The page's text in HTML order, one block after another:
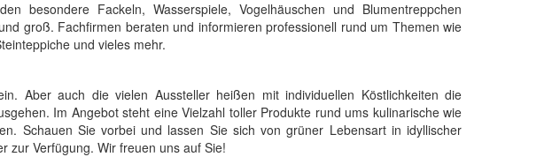
besondere Fackeln, Wasserspiele, Vogelhäuschen und Blumentreppchen
groß. Fachfirmen beraten und informieren professionell rund um Themen wie
und vieles mehr.
Aber auch die vielen Aussteller heißen mit individuellen Köstlichkeiten die
Im Angebot steht eine Vielzahl toller Produkte rund ums kulinarische wie
Schauen Sie vorbei und lassen Sie sich von grüner Lebensart in idyllischer
zur Verfügung. Wir freuen uns auf Sie!